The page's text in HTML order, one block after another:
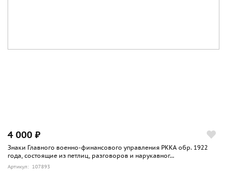
4 000 ₽
Знаки Главного военно-финансового управления РККА обр. 1922
года, состоящие из петлиц, разговоров и нарукавног...
Артикул: 107893